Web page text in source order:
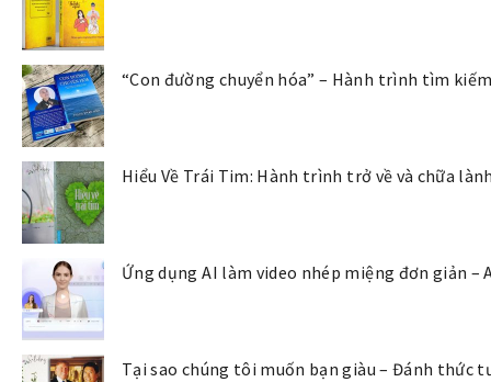
“Con đường chuyển hóa” – Hành trình tìm
Hiểu Về Trái Tim: Hành trình trở về và chữa
Ứng dụng AI làm video nhép miệng đơn giản –
Tại sao chúng tôi muốn bạn giàu – Đánh thức